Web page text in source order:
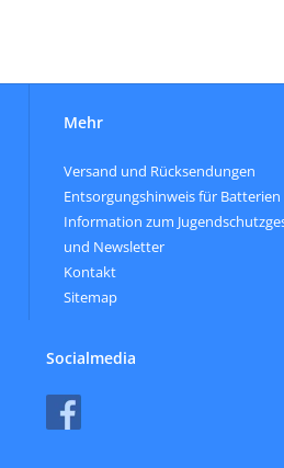
Mehr
Versand und Rücksendungen
Entsorgungshinweis für Batterien
Information zum
und Newsletter
Kontakt
Sitemap
Socialmedia